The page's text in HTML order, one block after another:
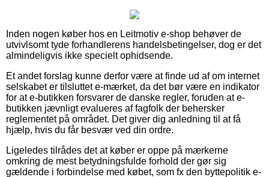
Inden nogen køber hos en Leitmotiv e-shop behøver de
utvivlsomt tyde forhandlerens handelsbetingelser, dog er det
almindeligvis ikke specielt ophidsende.
Et andet forslag kunne derfor være at finde ud af om internet
selskabet er tilsluttet e-mærket, da det bør være en indikator
for at e-butikken forsvarer de danske regler, foruden at e-
butikken jævnligt evalueres af fagfolk der behersker
reglementet på området. Det giver dig anledning til at få
hjælp, hvis du får besvær ved din ordre.
Ligeledes tilrådes det at køber er oppe på mærkerne
omkring de mest betydningsfulde forhold der gør sig
gældende i forbindelse med købet, som fx den byttepolitik e-